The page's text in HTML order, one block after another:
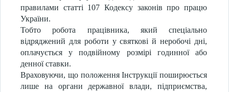
правилами статті 107 Кодексу законів про працю
України.
Тобто робота працівника, який спеціально
відряджений для роботи у святкові й неробочі дні,
оплачується у подвійному розмірі годинної або
денної ставки.
Враховуючи, що положення Інструкції поширюється
лише на органи державної влади, підприємства,